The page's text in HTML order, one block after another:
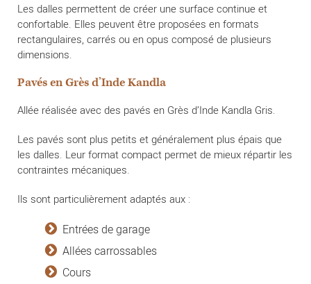
Les dalles permettent de créer une surface continue et
confortable. Elles peuvent être proposées en formats
rectangulaires, carrés ou en opus composé de plusieurs
dimensions.
Pavés en Grès d’Inde Kandla
Allée réalisée avec des pavés en Grès d’Inde Kandla Gris.
Les pavés sont plus petits et généralement plus épais que
les dalles. Leur format compact permet de mieux répartir les
contraintes mécaniques.
Ils sont particulièrement adaptés aux :
Entrées de garage
Allées carrossables
Cours